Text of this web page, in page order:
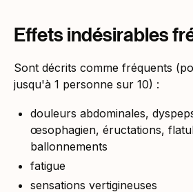
Effets indésirables
Sont décrits comme fréquents
jusqu'à 1 personne sur 10) :
douleurs abdominales,
œsophagien, éructations,
ballonnements
fatigue
sensations vertigineuses